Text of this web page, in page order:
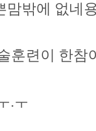
맘밖에 없네
훈련이 한참
.ㅜ